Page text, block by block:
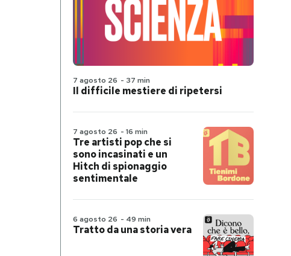
7 agosto 26 - 37 min
Il difficile mestiere di ripetersi
7 agosto 26 - 16 min
Tre artisti pop che si
sono incasinati e un
Hitch di spionaggio
sentimentale
6 agosto 26 - 49 min
Tratto da una storia vera